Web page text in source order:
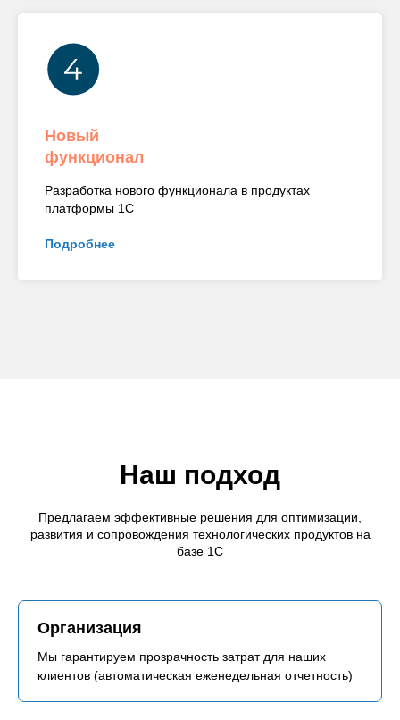
Новый
функционал
Разработка нового функционала в продуктах
платформы 1С
Подробнее
Наш подход
Предлагаем эффективные решения для оптимизации,
развития и сопровождения технологических продуктов на
базе 1С
Организация
Мы гарантируем прозрачность затрат для наших
клиентов (автоматическая еженедельная отчетность)